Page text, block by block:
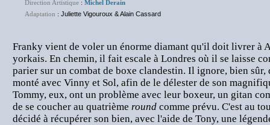
Direction Artistique : Michel Derain
Adaptation : Juliette Vigouroux & Alain Cassard
Franky vient de voler un énorme diamant qu'il doit livrer à
yorkais. En chemin, il fait escale à Londres où il se laisse
parier sur un combat de boxe clandestin. Il ignore, bien
monté avec Vinny et Sol, afin de le délester de son
Tommy, eux, ont un problème avec leur boxeur, un gitan
de se coucher au quatrième round comme prévu. C'est au
décidé à récupérer son bien, avec l'aide de Tony, une